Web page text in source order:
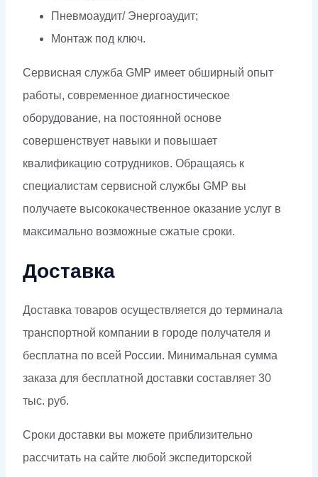
Пневмоаудит/ Энергоаудит;
Монтаж под ключ.
Сервисная служба GMP имеет обширный опыт
работы, современное диагностическое
оборудование, на постоянной основе
совершенствует навыки и повышает
квалификацию сотрудников. Обращаясь к
специалистам сервисной службы GMP вы
получаете высококачественное оказание услуг в
максимально возможные сжатые сроки.
Доставка
Доставка товаров осуществляется до терминала
транспортной компании в городе получателя и
бесплатна по всей России. Минимальная сумма
заказа для бесплатной доставки составляет 30
тыс. руб.
Сроки доставки вы можете приблизительно
рассчитать на сайте любой экспедиторской